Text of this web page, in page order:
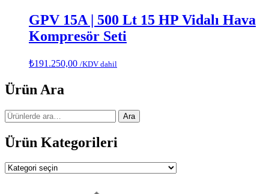
GPV 15A | 500 Lt 15 HP Vidalı Hava
Kompresör Seti
₺191.250,00 /KDV dahil
Ürün Ara
Ara: Ara
Ürün Kategorileri